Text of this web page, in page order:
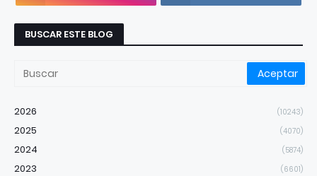
BUSCAR ESTE BLOG
2026 (10243)
2025 (4070)
2024 (5874)
2023 (6601)